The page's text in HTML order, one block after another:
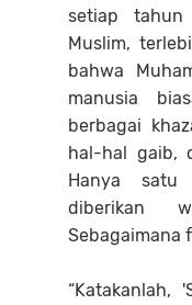
setiap
Muslim,
bahwa
manusia
berbagai
hal-hal gaib,
Hanya satu
diberikan
Sebagaimana
“Katakanlah,